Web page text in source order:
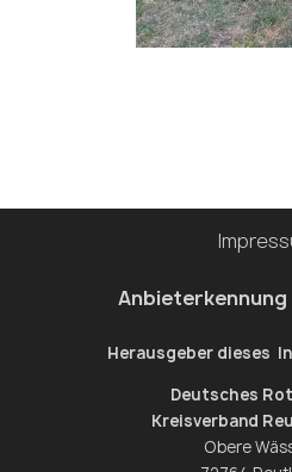
Anbieterkennung
Herausgeber dieses
Deutsches
Kreisverband
Obere